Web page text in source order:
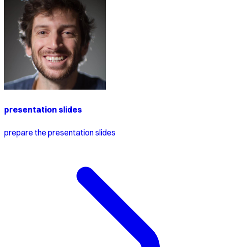
presentation slides
prepare the presentation slides